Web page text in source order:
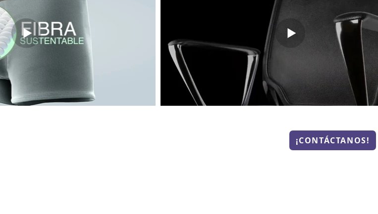
¡CONTÁCTANOS!